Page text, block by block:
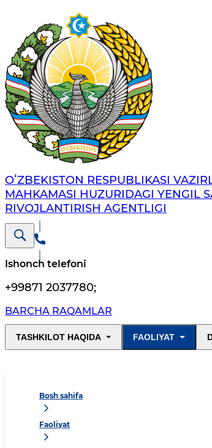
OʻZBEKISTON RESPUBLIKASI
MAHKAMASI HUZURIDAGI YENGIL
RIVOJLANTIRISH AGENTLIGI
Ishonch telefoni
+99871 2037780;
BARCHA RAQAMLAR
TASHKILOT HAQIDA FAOLIYAT
Bosh sahifa
Faoliyat